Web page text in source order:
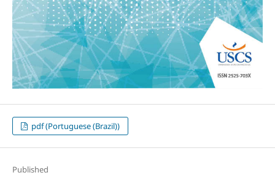
pdf (Portuguese (Brazil))
Published